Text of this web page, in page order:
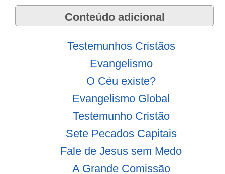
Conteúdo adicional
Testemunhos Cristãos
Evangelismo
O Céu existe?
Evangelismo Global
Testemunho Cristão
Sete Pecados Capitais
Fale de Jesus sem Medo
A Grande Comissão